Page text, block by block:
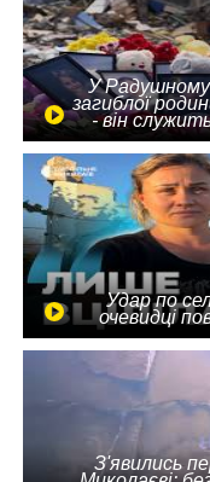
У
загиблої
- він
Удар по
очевидці
З'явились